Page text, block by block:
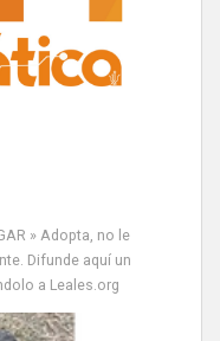
» Adopta, no le
Difunde aquí un
a Leales.org